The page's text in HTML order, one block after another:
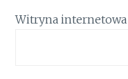
Witryna internetowa